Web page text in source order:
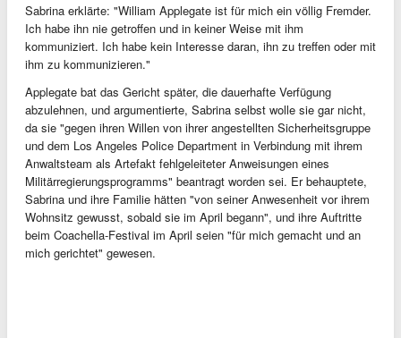
Sabrina erklärte: "William Applegate ist für mich ein völlig Fremder.
Ich habe ihn nie getroffen und in keiner Weise mit ihm
kommuniziert. Ich habe kein Interesse daran, ihn zu treffen oder mit
ihm zu kommunizieren."
Applegate bat das Gericht später, die dauerhafte Verfügung
abzulehnen, und argumentierte, Sabrina selbst wolle sie gar nicht,
da sie "gegen ihren Willen von ihrer angestellten Sicherheitsgruppe
und dem Los Angeles Police Department in Verbindung mit ihrem
Anwaltsteam als Artefakt fehlgeleiteter Anweisungen eines
Militärregierungsprogramms" beantragt worden sei. Er behauptete,
Sabrina und ihre Familie hätten "von seiner Anwesenheit vor ihrem
Wohnsitz gewusst, sobald sie im April begann", und ihre Auftritte
beim Coachella-Festival im April seien "für mich gemacht und an
mich gerichtet" gewesen.